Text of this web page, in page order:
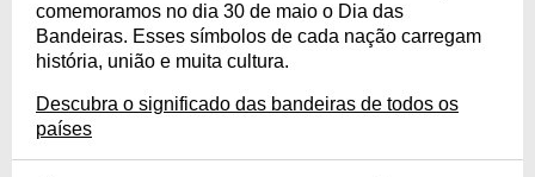
comemoramos no dia 30 de maio o Dia das
Bandeiras. Esses símbolos de cada nação carregam
história, união e muita cultura.
Descubra o significado das bandeiras de todos os
países